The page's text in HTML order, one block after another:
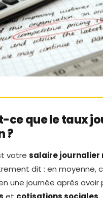
ce que le taux
?
votre salaire journalier
dit : en moyenne,
une journée après avoir